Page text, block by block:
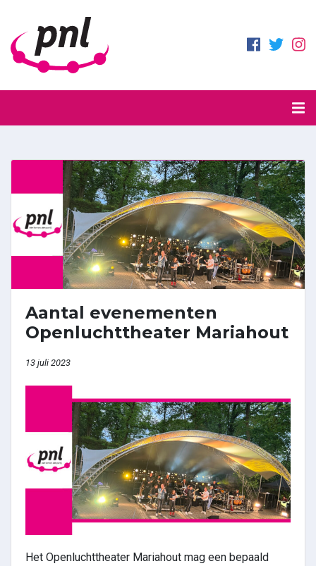
Aantal evenementen
Openluchttheater Mariahout
13 juli 2023
Het Openluchttheater Mariahout mag een bepaald